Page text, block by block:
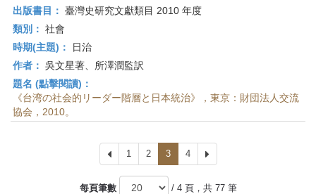
出版書目： 臺灣史研究文獻類目 2010 年度
類別： 社會
時期(主題)：
日治
作者： 吳文星著、所澤潤監訳
題名 (點擊閱讀)：
《台湾の社会的リーダー階層と日本統治》，東京：財団法人交流
協会，2010。
上
一
頁
1 2 3 4
下
一
每頁筆數
/ 4 頁，共 77 筆